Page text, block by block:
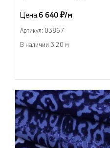
Цена:6 640 ₽/м
Артикул: 03867
В наличии 3.20 м